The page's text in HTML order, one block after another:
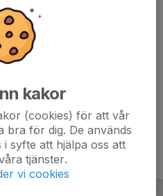
kakor
(cookies) för att vår
bra för dig. De används
syfte att hjälpa oss att
tjänster.
vi cookies